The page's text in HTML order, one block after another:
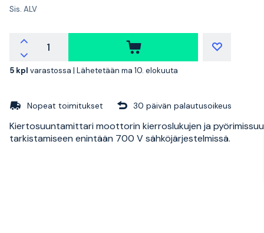
Sis. ALV
5 kpl varastossa | Lähetetään ma 10. elokuuta
Nopeat toimitukset 30 päivän palautusoikeus
Kiertosuuntamittari moottorin kierroslukujen ja
tarkistamiseen enintään 700 V sähköjärjestelmissä.